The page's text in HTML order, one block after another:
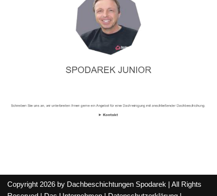
Copyright 2026 by Dachbeschichtungen Spodarek | All Rights